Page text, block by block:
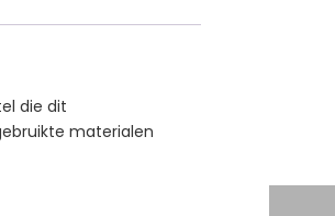
die dit
materialen